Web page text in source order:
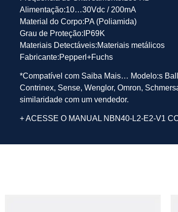
Alimentação:10…30Vdc / 200mA
Material do Corpo:PA (Poliamida)
Grau de Proteção:IP69K
Materiais Detectáveis:Materiais metálicos
Fabricante:Pepperl+Fuchs
*Compatível com Saiba Mais… Modelo:s
Contrinex, Sense, Wenglor, Omron,
similaridade com um vendedor.
+ ACESSE O MANUAL NBN40-L2-E2-V1